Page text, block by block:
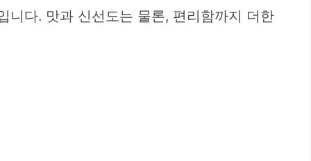
니다. 맛과 신선도는 물론, 편리함까지 더한